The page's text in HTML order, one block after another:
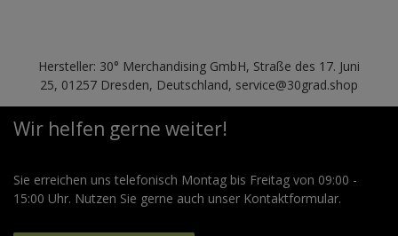
Hersteller: 30° Merchandising GmbH, Straße des 17. Juni
25, 01257 Dresden, Deutschland, service@30grad.shop
Wir helfen gerne weiter!
Sie erreichen uns telefonisch Montag bis Freitag von 09:00 -
15:00 Uhr. Nutzen Sie gerne auch unser Kontaktformular.